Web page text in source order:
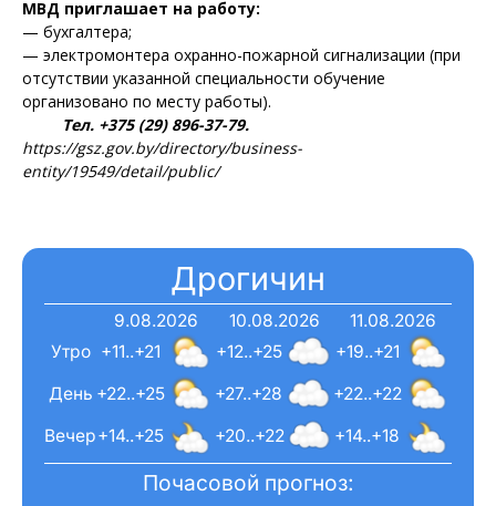
МВД приглашает на работу:
— бухгалтера;
— электромонтера охранно-пожарной сигнализации (при
отсутствии указанной специальности обучение
организовано по месту работы).
Тел. +375 (29) 896-37-79.
https://gsz.gov.by/directory/business-
entity/19549/detail/public/
Дрогичин
9.08.2026
+11..+21
+22..+25
+14..+25
10.08.2026
+12..+25
+27..+28
+20..+22
11.08.2026
+19..+21
+22..+22
+14..+18
Вечер
День
Утро
Почасовой прогноз: